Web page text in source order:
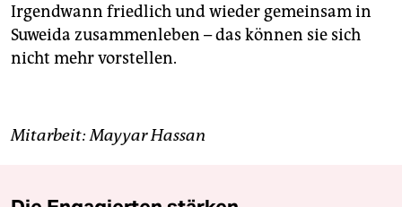
Irgendwann friedlich und wieder gemeinsam in
Suweida zusammenleben – das können sie sich
nicht mehr vorstellen.
Mitarbeit: Mayyar Hassan